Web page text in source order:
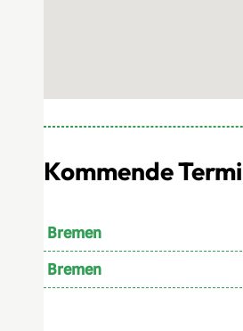
Kommende
Bremen
Bremen